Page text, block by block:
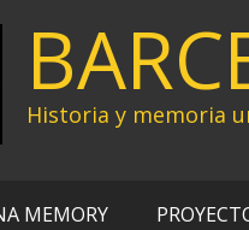
Historia y memoria
MEMORY